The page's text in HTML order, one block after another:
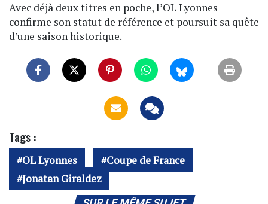
Avec déjà deux titres en poche, l’OL Lyonnes
confirme son statut de référence et poursuit sa quête
d’une saison historique.
Tags :
OL Lyonnes
Coupe de France
Jonatan Giraldez